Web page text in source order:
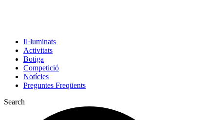
Il·luminats
Activitats
Botiga
Competició
Notícies
Preguntes Freqüents
Search